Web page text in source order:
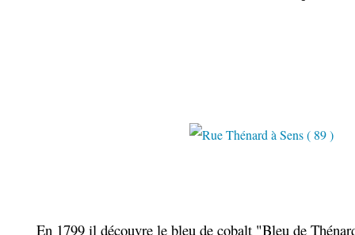
En 1799 il découvre le bleu de cobalt "Bleu de